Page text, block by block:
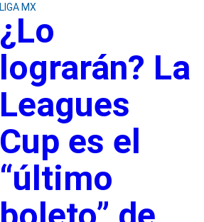
LIGA MX
¿Lo
lograrán? La
Leagues
Cup es el
“último